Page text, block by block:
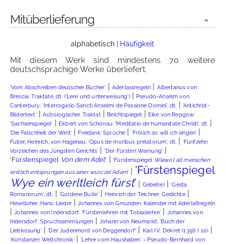
Mitüberlieferung
alphabetisch| Häufigkeit
Mit diesem Werk sind mindestens 70 weitere
deutschsprachige Werke überliefert.
'Vom Abschreiben deutscher Bücher' | Aderlassregeln | Albertanus von
Brescia: Traktate, dt. ('Lere und unterweisung')| Pseudo-Anselm von
Canterbury: 'Interrogatio Sancti Anselmi de Passione Domini', dt. | 'Antichrist-
Bildertext'|Astrologischer Traktat| Beichtspiegel | Eike von Repgow:
'Sachsenspiegel' | Ekbert von Schönau: 'Meditatio de humanitate Christi', dt. |
'Die Falschheit der Welt' | Freidank: Sprüche | 'Frölich so will ich singen' |
Fuller, Heinrich, von Hagenau: 'Opus de moribus prelatorum', dt. | 'Fünfzehn
Vorzeichen des Jüngsten Gerichts' | 'Der Fürsten Warnung' |
'Fürstenspiegel Von dem Adel' |'Fürstenspiegel Wiewol all menschen
erstlich entsprungen aus ainer wurczel Adam' | 'Fürstenspiegel
Wye ein werltleich fürst' | Gebet(e)|'Gesta
Romanorum', dt. | 'Goldene Bulle' | Heinrich der Teichner: Gedichte|
Heselloher, Hans: Lieder|Johannes von Gmunden: Kalender mit Aderlaßregeln
|Johannes von Indersdorf: 'Fürstenlehren mit Tobiaslehre' | Johannes von
Indersdorf: Spruchsammlungen | Johann von Neumarkt: 'Buch der
Liebkosung'|'Der Judenmord von Deggendorf' | Karl IV.: Dekret (1356 I 10) |
'Konstanzer Weltchronik'|'Lehre vom Haushaben' = Pseudo-Bernhard von